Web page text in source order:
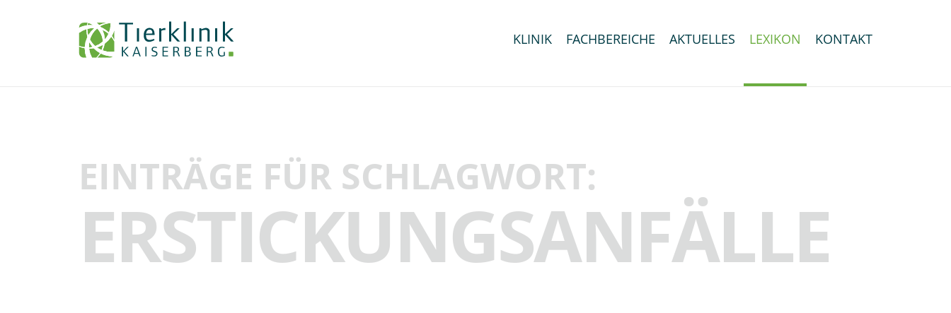
KLINIK FACHBEREICHE AKTUELLES LEXIKON KONTAKT
EINTRÄGE FÜR SCHLAGWORT:
ERSTICKUNGSANFÄLLE